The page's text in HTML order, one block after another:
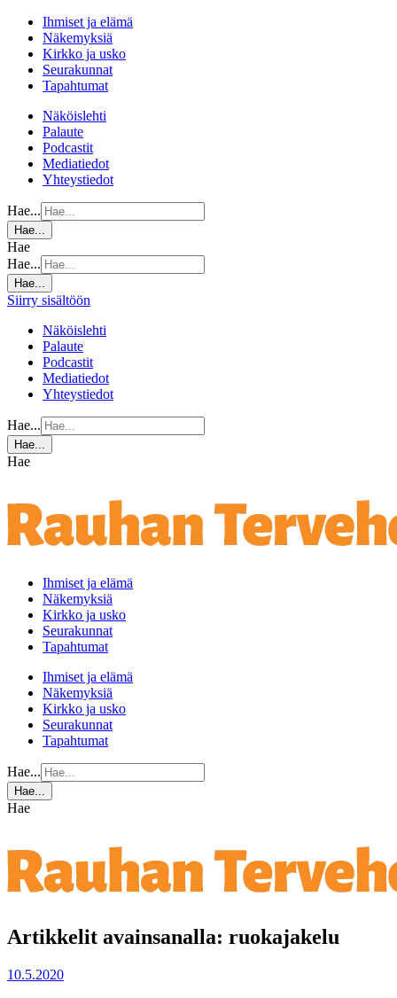
Ihmiset ja elämä
Näkemyksiä
Kirkko ja usko
Seurakunnat
Tapahtumat
Näköislehti
Palaute
Podcastit
Mediatiedot
Yhteystiedot
Hae...
Hae...
Hae
Hae...
Hae...
Siirry sisältöön
Näköislehti
Palaute
Podcastit
Mediatiedot
Yhteystiedot
Hae...
Hae...
Hae
Ihmiset ja elämä
Näkemyksiä
Kirkko ja usko
Seurakunnat
Tapahtumat
Ihmiset ja elämä
Näkemyksiä
Kirkko ja usko
Seurakunnat
Tapahtumat
Hae...
Hae...
Hae
Artikkelit avainsanalla: ruokajakelu
10.5.2020